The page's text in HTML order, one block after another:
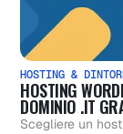
HOSTING &
HOSTING
DOMINIO .IT
Scegliere un